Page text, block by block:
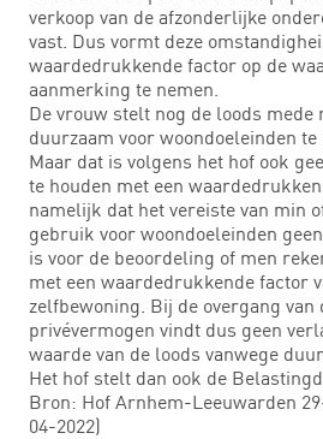
verkoop van de afzonderlijke
vast. Dus vormt deze
waardedrukkende factor op de
aanmerking te nemen.
De vrouw stelt nog de loods mede
duurzaam voor woondoeleinden
Maar dat is volgens het hof ook
te houden met een
namelijk dat het vereiste van min
gebruik voor woondoeleinden
is voor de beoordeling of men
met een waardedrukkende factor
zelfbewoning. Bij de overgang van
privévermogen vindt dus geen
waarde van de loods vanwege
Het hof stelt dan ook de
Bron: Hof Arnhem-Leeuwarden
04-2022)